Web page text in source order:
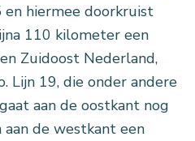
hiermee doorkruist
110 kilometer een
Zuidoost Nederland,
Lijn 19, die onder andere
aan de oostkant nog
de westkant een